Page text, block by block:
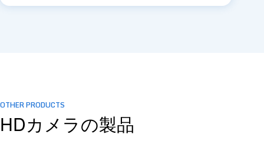
OTHER PRODUCTS
HDカメラの製品